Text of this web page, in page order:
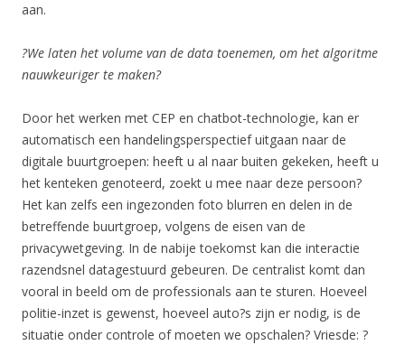
aan.
?We laten het volume van de data toenemen, om het algoritme
nauwkeuriger te maken?
Door het werken met CEP en chatbot-technologie, kan er
automatisch een handelingsperspectief uitgaan naar de
digitale buurtgroepen: heeft u al naar buiten gekeken, heeft u
het kenteken genoteerd, zoekt u mee naar deze persoon?
Het kan zelfs een ingezonden foto blurren en delen in de
betreffende buurtgroep, volgens de eisen van de
privacywetgeving. In de nabije toekomst kan die interactie
razendsnel datagestuurd gebeuren. De centralist komt dan
vooral in beeld om de professionals aan te sturen. Hoeveel
politie-inzet is gewenst, hoeveel auto?s zijn er nodig, is de
situatie onder controle of moeten we opschalen? Vriesde: ?